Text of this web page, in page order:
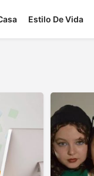
Estilo De Vida